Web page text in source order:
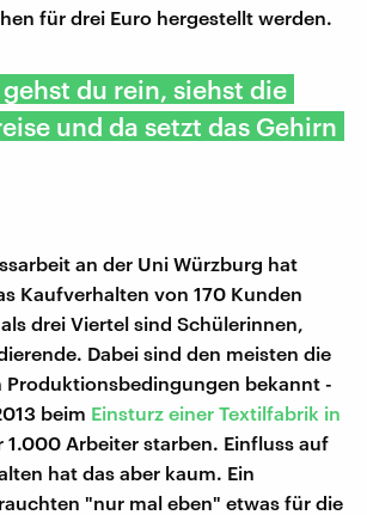
für drei Euro hergestellt werden.
du rein, siehst die
und da setzt das Gehirn
an der Uni Würzburg hat
Kaufverhalten von 170 Kunden
drei Viertel sind Schülerinnen,
Dabei sind den meisten die
Produktionsbedingungen bekannt -
beim Einsturz einer Textilfabrik in
1.000 Arbeiter starben. Einfluss auf
hat das aber kaum. Ein
"nur mal eben" etwas für die